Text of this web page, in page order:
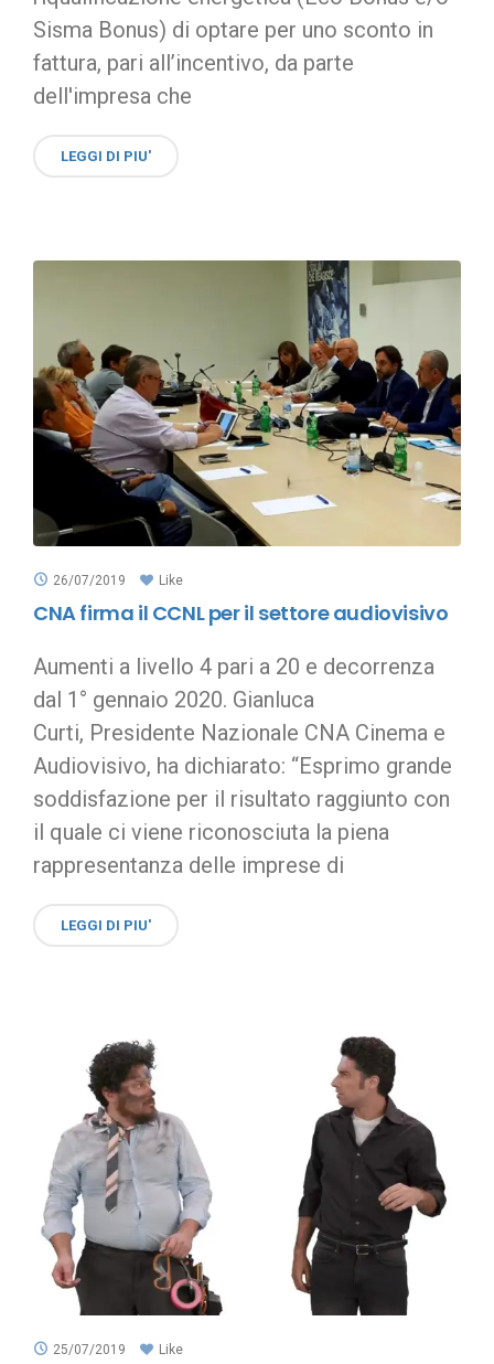
Sisma Bonus) di optare per uno sconto in
fattura, pari all’incentivo, da parte
dell'impresa che
LEGGI DI PIU'
26/07/2019 Like
CNA firma il CCNL per il settore audiovisivo
Aumenti a livello 4 pari a 20 e decorrenza
dal 1° gennaio 2020. Gianluca
Curti, Presidente Nazionale CNA Cinema e
Audiovisivo, ha dichiarato: “Esprimo grande
soddisfazione per il risultato raggiunto con
il quale ci viene riconosciuta la piena
rappresentanza delle imprese di
LEGGI DI PIU'
25/07/2019 Like